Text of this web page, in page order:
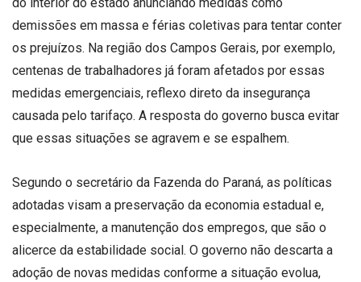
demissões em massa e férias coletivas para tentar conter
os prejuízos. Na região dos Campos Gerais, por exemplo,
centenas de trabalhadores já foram afetados por essas
medidas emergenciais, reflexo direto da insegurança
causada pelo tarifaço. A resposta do governo busca evitar
que essas situações se agravem e se espalhem.
Segundo o secretário da Fazenda do Paraná, as políticas
adotadas visam a preservação da economia estadual e,
especialmente, a manutenção dos empregos, que são o
alicerce da estabilidade social. O governo não descarta a
adoção de novas medidas conforme a situação evolua,